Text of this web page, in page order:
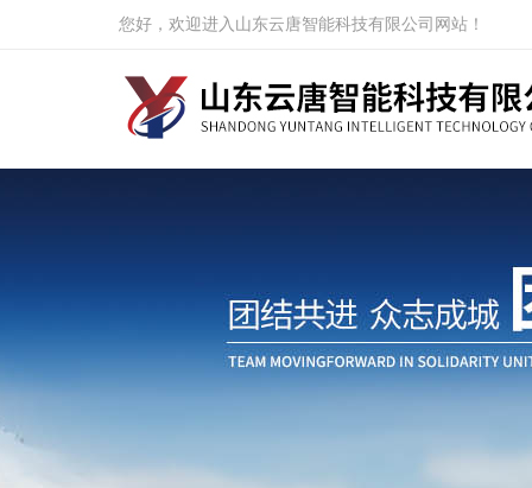
您好，欢迎进入山东云唐智能科技有限公司网站！